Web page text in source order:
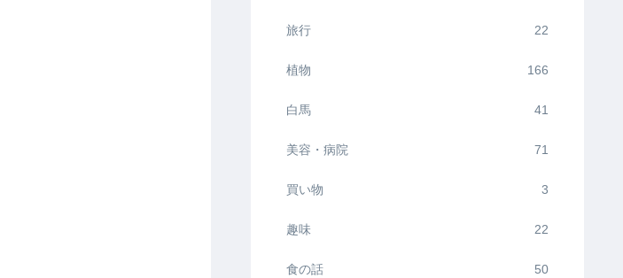
旅行 22
植物 166
白馬 41
美容・病院 71
買い物 3
趣味 22
食の話 50